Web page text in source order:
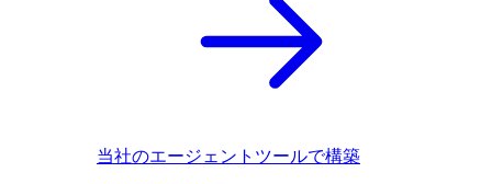
当社のエージェントツールで構築